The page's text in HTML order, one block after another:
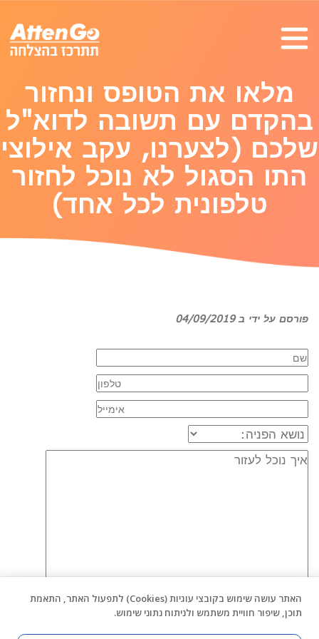
מלאו את הטופס ונחזור
בהקדם עם תשובה לדוא"ל
שלכם (לצערנו, עקב אילוצי
התו הסגול לא נוכל לחזור
טלפונית לכל אחד)
פורסם על ידי ב 04/09/2019
האתר עושה שימוש בקובצי עוגיות (Cookies) לתפעול האתר, התאמת
תוכן, שיפור חוויית משתמש ולניתוח נתוני שימוש.